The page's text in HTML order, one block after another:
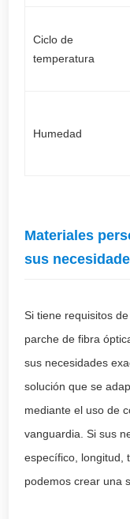
Ciclo de
temperatura
Humedad
Materiales
sus
Si tiene requisitos
parche de fibra
sus necesidades
solución que se
mediante el uso de
vanguardia. Si sus
específico, longitud,
podemos crear una